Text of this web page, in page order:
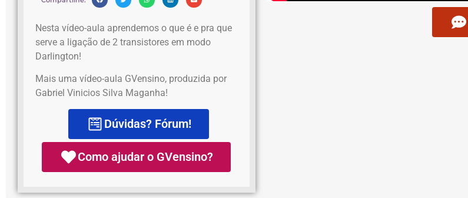
Nesta vídeo-aula aprendemos o que é e pra que
serve a ligação de 2 transistores em modo
Darlington!
Mais uma vídeo-aula GVensino, produzida por
Gabriel Vinicios Silva Maganha!
Dúvidas? Fórum!
Como ajudar o GVensino?